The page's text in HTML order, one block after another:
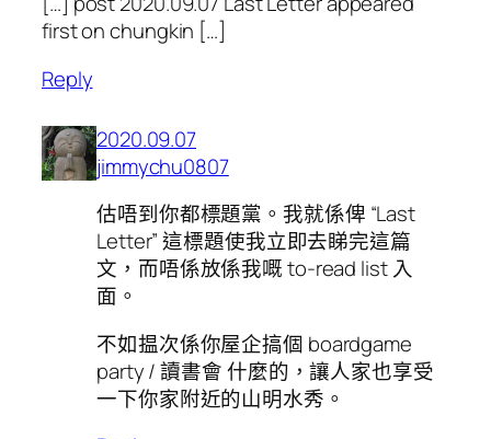
first on chungkin […]
Reply
2020.09.07
jimmychu0807
估唔到你都標題黨。我就係俾 “Last
Letter” 這標題使我立即去睇完這篇
文，而唔係放係我嘅 to-read list 入
面。
不如揾次係你屋企搞個 boardgame
party / 讀書會 什麼的，讓人家也享受
一下你家附近的山明水秀。